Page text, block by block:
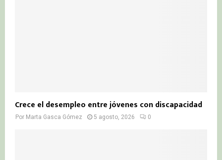
Crece el desempleo entre jóvenes con discapacidad
Por Marta Gasca Gómez 5 agosto, 2026 0